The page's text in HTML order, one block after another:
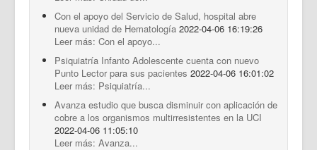
Con el apoyo del Servicio de Salud, hospital abre
nueva unidad de Hematología 2022-04-06 16:19:26
Leer más: Con el apoyo...
Psiquiatría Infanto Adolescente cuenta con nuevo
Punto Lector para sus pacientes 2022-04-06 16:01:02
Leer más: Psiquiatría...
Avanza estudio que busca disminuir con aplicación de
cobre a los organismos multirresistentes en la UCI
2022-04-06 11:05:10
Leer más: Avanza...